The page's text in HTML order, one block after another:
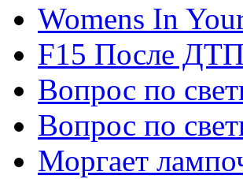
Womens In
F15 После
Вопрос по
Вопрос по
Моргает